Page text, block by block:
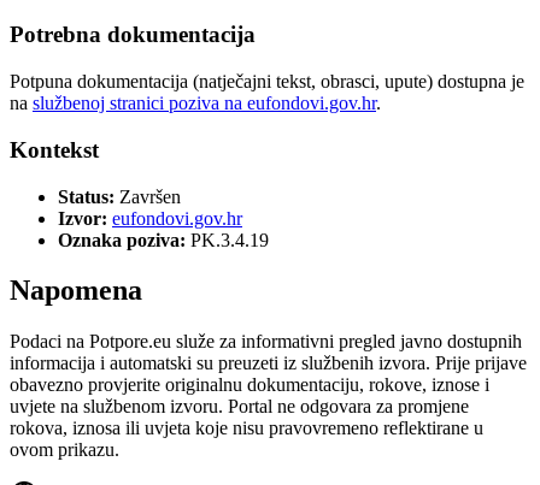
Potrebna dokumentacija
Potpuna dokumentacija (natječajni tekst, obrasci, upute) dostupna je
na službenoj stranici poziva na eufondovi.gov.hr.
Kontekst
Status: Završen
Izvor: eufondovi.gov.hr
Oznaka poziva: PK.3.4.19
Napomena
Podaci na Potpore.eu služe za informativni pregled javno dostupnih
informacija i automatski su preuzeti iz službenih izvora. Prije prijave
obavezno provjerite originalnu dokumentaciju, rokove, iznose i
uvjete na službenom izvoru. Portal ne odgovara za promjene
rokova, iznosa ili uvjeta koje nisu pravovremeno reflektirane u
ovom prikazu.